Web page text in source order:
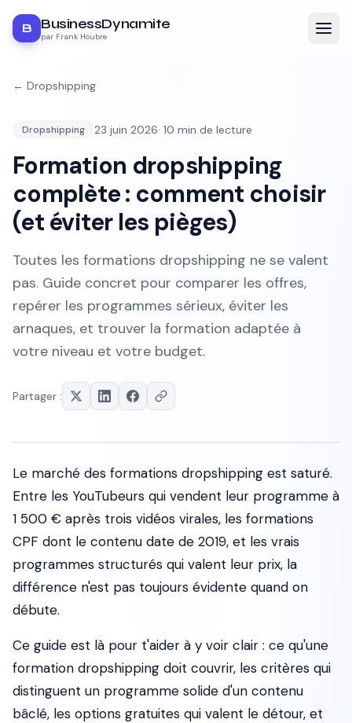
B BusinessDynamite
par Frank Houbre
← Dropshipping
Dropshipping 23 juin 2026· 10 min de lecture
Formation dropshipping
complète : comment choisir
(et éviter les pièges)
Toutes les formations dropshipping ne se valent
pas. Guide concret pour comparer les offres,
repérer les programmes sérieux, éviter les
arnaques, et trouver la formation adaptée à
votre niveau et votre budget.
Partager :
Le marché des formations dropshipping est saturé.
Entre les YouTubeurs qui vendent leur programme à
1 500 € après trois vidéos virales, les formations
CPF dont le contenu date de 2019, et les vrais
programmes structurés qui valent leur prix, la
différence n'est pas toujours évidente quand on
débute.
Ce guide est là pour t'aider à y voir clair : ce qu'une
formation dropshipping doit couvrir, les critères qui
distinguent un programme solide d'un contenu
bâclé, les options gratuites qui valent le détour, et